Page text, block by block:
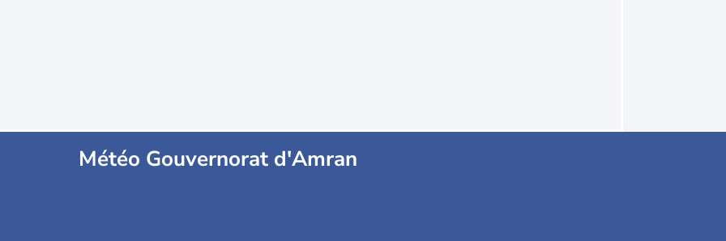
Météo Gouvernorat d'Amran